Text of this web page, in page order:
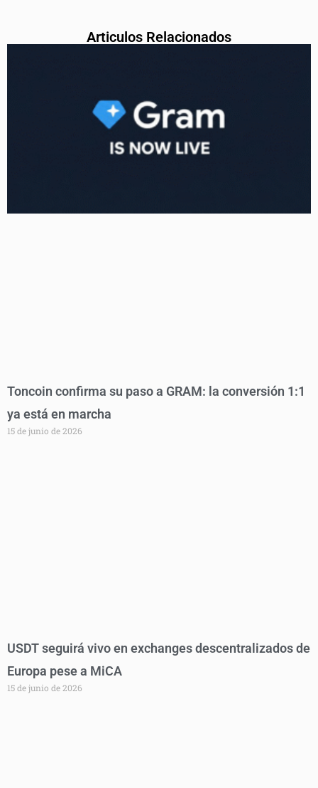
Articulos Relacionados
Toncoin confirma su paso a GRAM: la conversión 1:1
ya está en marcha
15 de junio de 2026
USDT seguirá vivo en exchanges descentralizados de
Europa pese a MiCA
15 de junio de 2026